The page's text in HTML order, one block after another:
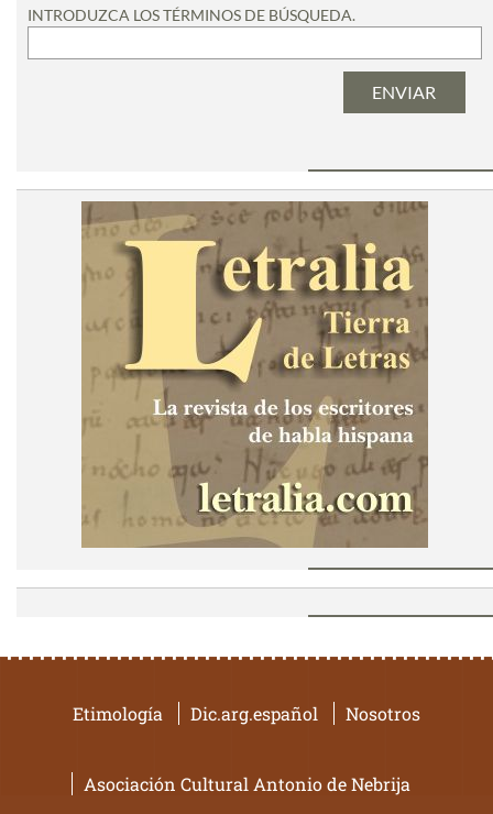
INTRODUZCA LOS TÉRMINOS DE BÚSQUEDA.
Etimología Dic.arg.español Nosotros
Asociación Cultural Antonio de Nebrija